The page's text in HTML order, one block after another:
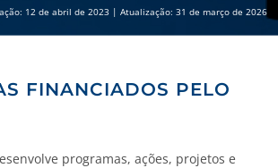
Aberta
12 de abril de 2023 | Atualização: 31 de março de 2026
FINANCIADOS PELO
programas, ações, projetos e